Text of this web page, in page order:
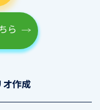
ら
オ作成